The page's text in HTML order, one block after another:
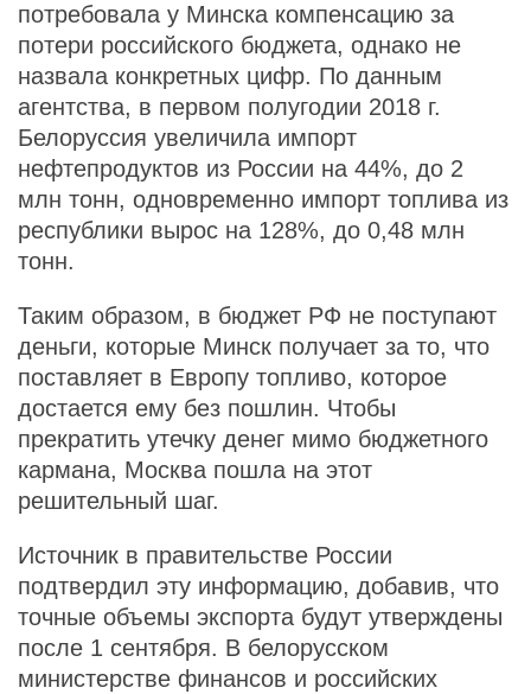
потребовала у Минска компенсацию за
потери российского бюджета, однако не
назвала конкретных цифр. По данным
агентства, в первом полугодии 2018 г.
Белоруссия увеличила импорт
нефтепродуктов из России на 44%, до 2
млн тонн, одновременно импорт топлива из
республики вырос на 128%, до 0,48 млн
тонн.
Таким образом, в бюджет РФ не поступают
деньги, которые Минск получает за то, что
поставляет в Европу топливо, которое
достается ему без пошлин. Чтобы
прекратить утечку денег мимо бюджетного
кармана, Москва пошла на этот
решительный шаг.
Источник в правительстве России
подтвердил эту информацию, добавив, что
точные объемы экспорта будут утверждены
после 1 сентября. В белорусском
министерстве финансов и российских